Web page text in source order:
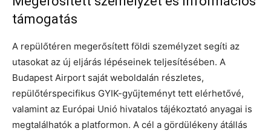
támogatás
A repülőtéren megerősített földi személyzet segíti az
utasokat az új eljárás lépéseinek teljesítésében. A
Budapest Airport saját weboldalán részletes,
repülőtérspecifikus GYIK-gyűjteményt tett elérhetővé,
valamint az Európai Unió hivatalos tájékoztató anyagai is
megtalálhatók a platformon. A cél a gördülékeny átállás